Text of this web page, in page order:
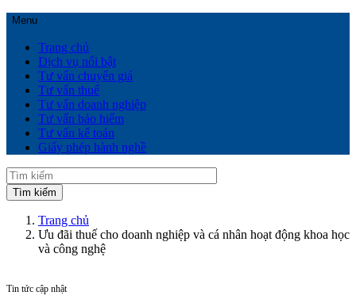
Menu
Trang chủ
Dịch vụ nổi bật
Tư vấn chuyển giá
Tư vấn thuế
Tư vấn doanh nghiệp
Tư vấn bảo hiểm
Tư vấn kế toán
Giấy phép hành nghề
Trang chủ
Ưu đãi thuế cho doanh nghiệp và cá nhân hoạt động khoa học
và công nghệ
Tin tức cập nhật